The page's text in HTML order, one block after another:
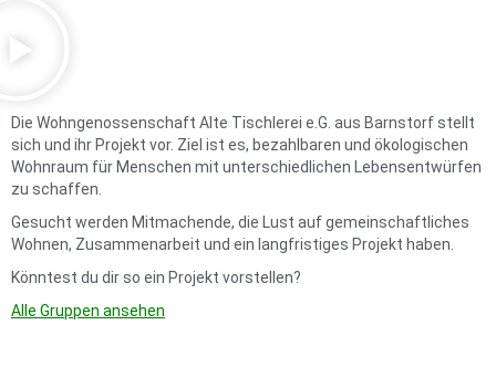
Die Wohngenossenschaft Alte Tischlerei e.G. aus Barnstorf stellt
sich und ihr Projekt vor. Ziel ist es, bezahlbaren und ökologischen
Wohnraum für Menschen mit unterschiedlichen Lebensentwürfen
zu schaffen.
Gesucht werden Mitmachende, die Lust auf gemeinschaftliches
Wohnen, Zusammenarbeit und ein langfristiges Projekt haben.
Könntest du dir so ein Projekt vorstellen?
Alle Gruppen ansehen